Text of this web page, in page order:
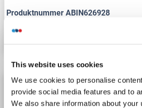
This website uses cookies
We use cookies to personalise
provide social media features and to
We also share information about your
Produktnummer ABIN626928
DSPP ELISA Kit
DSPP Reaktivität: Rind (Kuh)